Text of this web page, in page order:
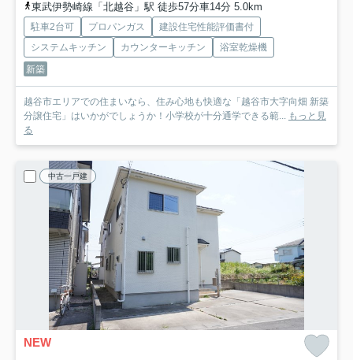
東武伊勢崎線「北越谷」駅 徒歩57分車14分 5.0km
駐車2台可 プロパンガス
建設住宅性能評価書付
システムキッチン
カウンターキッチン
浴室乾燥機
新築
越谷市エリアでの住まいなら、住み心地も快適な「越谷市大字向畑 新築
分譲住宅」はいかがでしょうか！小学校が十分通学できる範... もっと見
る
中古一戸建
NEW